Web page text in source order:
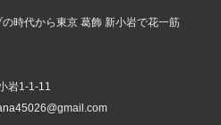
時代から東京 葛飾 新小岩で花一筋
岩1-1-11